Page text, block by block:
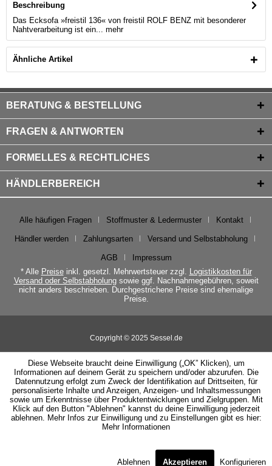
Beschreibung
Das Ecksofa »freistil 136« von freistil ROLF BENZ mit besonderer
Nahtverarbeitung ist ein... mehr
Ähnliche Artikel
BERATUNG & BESTELLUNG
FRAGEN & ANTWORTEN
FORMELLES & RECHTLICHES
HÄNDLERBEREICH
Alle häufigen Fragen Stoffmuster & Ledermuster Kontakt
Händler werden Zahlungsarten Versand und Selbstabholung
AGB
Impressum
* Alle Preiseinkl. gesetzl. Mehrwertsteuer zzgl. Logistikkosten für
Versand oder Selbstabholungsowie ggf. Nachnahmegebühren, soweit
nicht anders beschrieben. Durchgestrichene Preise sind ehemalige
Preise.
Copyright © 2025 Sessel.de
Diese Webseite braucht deine Einwilligung („OK” Klicken), um
Informationen auf deinem Gerät zu speichern und/oder abzurufen. Die
Datennutzung erfolgt zum Zweck der Identifikation auf Drittseiten, für
personalisierte Inhalte und Anzeigen, Anzeigen- und Inhaltsmessungen
sowie um Erkenntnisse über Produktentwicklungen und Zielgruppen. Mit
Klick auf den Button "Ablehnen" kannst du deine Einwilligung jederzeit
ablehnen. Mehr Infos zur Einwilligung und zu Einstellungen gibt es hier:
Mehr Informationen
Ablehnen Akzeptieren Konfigurieren